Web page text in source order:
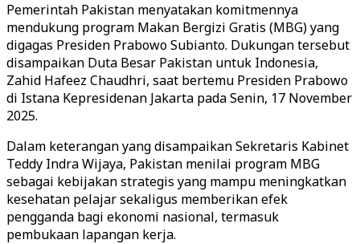
Pemerintah Pakistan menyatakan komitmennya
mendukung program Makan Bergizi Gratis (MBG) yang
digagas Presiden Prabowo Subianto. Dukungan tersebut
disampaikan Duta Besar Pakistan untuk Indonesia,
Zahid Hafeez Chaudhri, saat bertemu Presiden Prabowo
di Istana Kepresidenan Jakarta pada Senin, 17 November
2025.
Dalam keterangan yang disampaikan Sekretaris Kabinet
Teddy Indra Wijaya, Pakistan menilai program MBG
sebagai kebijakan strategis yang mampu meningkatkan
kesehatan pelajar sekaligus memberikan efek
pengganda bagi ekonomi nasional, termasuk
pembukaan lapangan kerja.